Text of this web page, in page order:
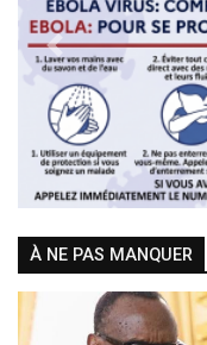
Previous
À NE PAS MANQUER